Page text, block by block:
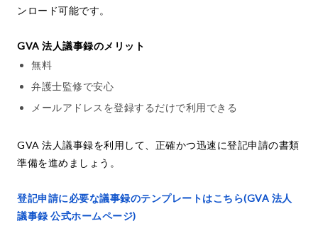
ンロード可能です。
GVA 法人議事録のメリット
無料
弁護士監修で安心
メールアドレスを登録するだけで利用できる
GVA 法人議事録を利用して、正確かつ迅速に登記申請の書類
準備を進めましょう。
登記申請に必要な議事録のテンプレートはこちら(GVA 法人
議事録 公式ホームページ)